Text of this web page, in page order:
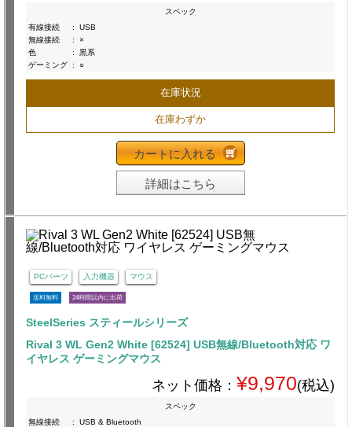
スペック
有線接続
:
USB
無線接続
:
×
色
:
黒系
ゲーミング : ○
在庫状況
在庫わずか
カートに入れる
詳細はこちら
PCパーツ 入力機器 マウス
送料無料 24時間以内に出荷
SteelSeries スティールシリーズ
Rival 3 WL Gen2 White [62524] USB無線/Bluetooth対応 ワ
イヤレス ゲーミングマウス
ネット価格： ¥9,970(税込)
スペック
無線接続
:
USB & Bluetooth